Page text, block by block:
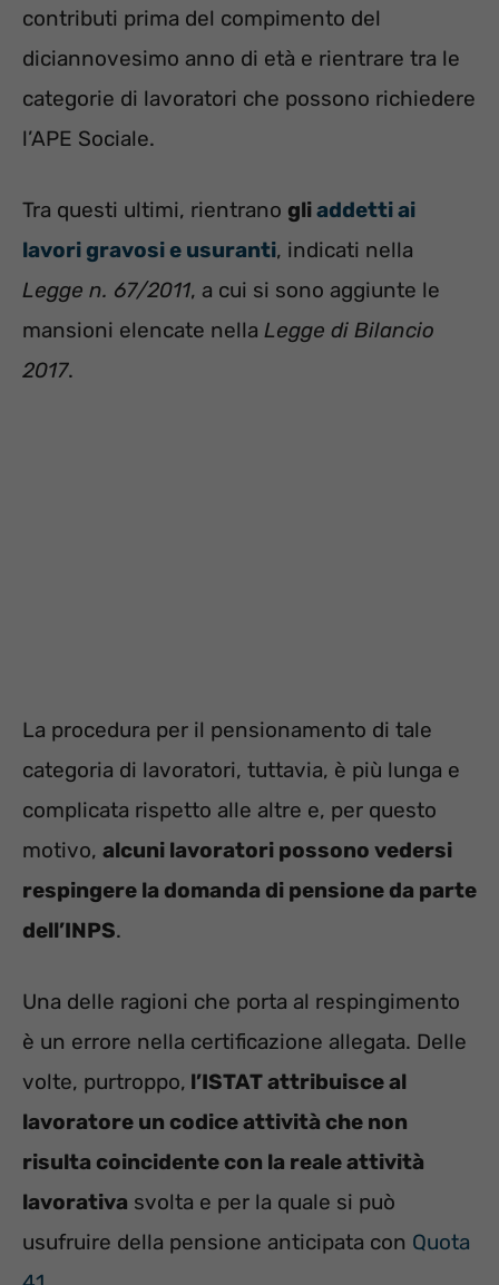
contributi prima del compimento del
diciannovesimo anno di età e rientrare tra le
categorie di lavoratori che possono richiedere
l’APE Sociale.
Tra questi ultimi, rientrano gliaddetti ai
lavori gravosi e usuranti, indicati nella
Legge n. 67/2011, a cui si sono aggiunte le
mansioni elencate nella Legge di Bilancio
2017.
La procedura per il pensionamento di tale
categoria di lavoratori, tuttavia, è più lunga e
complicata rispetto alle altre e, per questo
motivo, alcuni lavoratori possono vedersi
respingere la domanda di pensione da parte
dell’INPS.
Una delle ragioni che porta al respingimento
è un errore nella certificazione allegata. Delle
volte, purtroppo, l’ISTAT attribuisce al
lavoratore un codice attività che non
risulta coincidente con la reale attività
lavorativa svolta e per la quale si può
usufruire della pensione anticipata con Quota